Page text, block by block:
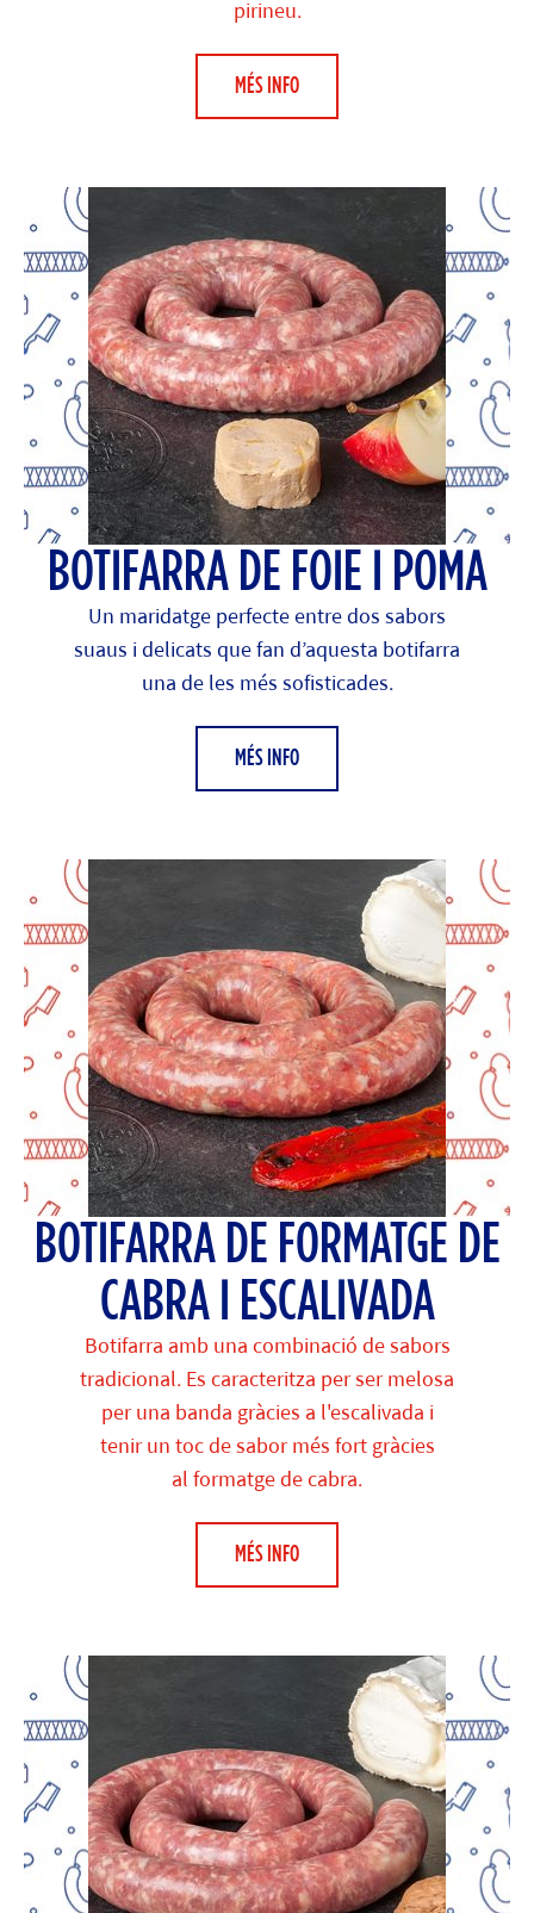
pirineu.
MÉS INFO
BOTIFARRA DE FOIE I POMA
Un maridatge perfecte entre dos sabors
suaus i delicats que fan d’aquesta botifarra
una de les més sofisticades.
MÉS INFO
BOTIFARRA DE FORMATGE DE
CABRA I ESCALIVADA
Botifarra amb una combinació de sabors
tradicional. Es caracteritza per ser melosa
per una banda gràcies a l'escalivada i
tenir un toc de sabor més fort gràcies
al formatge de cabra.
MÉS INFO